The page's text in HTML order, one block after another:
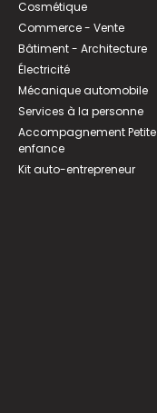
Cosmétique
Commerce - Vente
Bâtiment - Architecture
Électricité
Mécanique automobile
Services à la personne
Accompagnement Petite
enfance
Kit auto-entrepreneur